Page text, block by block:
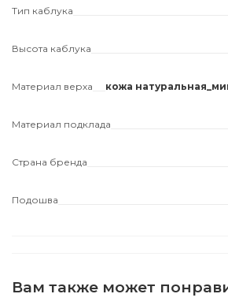
Тип каблука
Высота каблука
Материал верха кожа
Материал подклада
Страна бренда
Подошва
Вам также может